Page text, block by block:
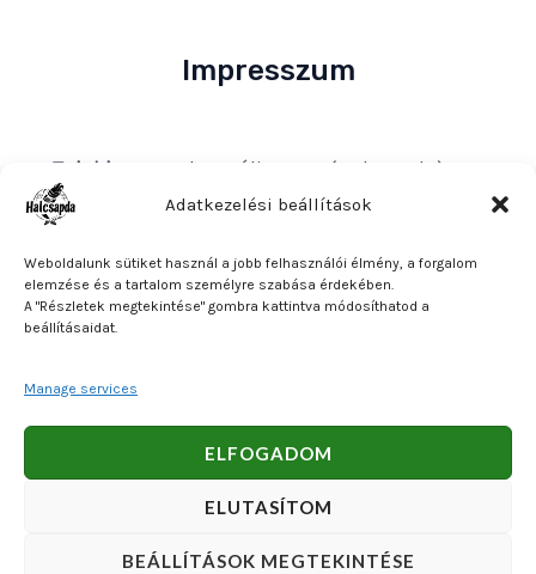
Adatkezelési beállítások
Weboldalunk sütiket használ a jobb felhasználói élmény, a forgalom
elemzése és a tartalom személyre szabása érdekében.
A "Részletek megtekintése" gombra kattintva módosíthatod a
beállításaidat.
Manage services
ELFOGADOM
ELUTASÍTOM
BEÁLLÍTÁSOK MEGTEKINTÉSE
Impresszum
Tulajdonos
: Bakos Bálint E. V. (Halcsapda)
Székhely és postacím: 2890 Tata, Nyárfa u. 7.
Közösségi adószám: HU90921379
Bankszámlaszám: OTP Bank 11740047-27102600
by Bakos Bálint E. V. (Halcsapda).